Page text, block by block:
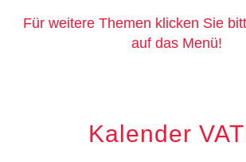
Für weitere Themen klicken Sie
auf das Menü!
Kalender